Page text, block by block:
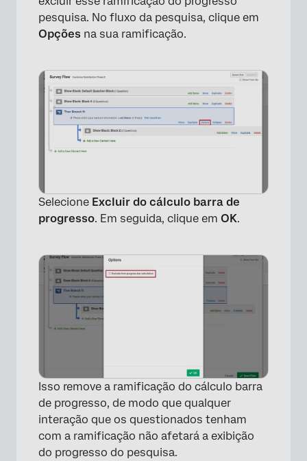
pesquisa. No fluxo da pesquisa, clique em
Opções na sua ramificação.
Selecione Excluir do cálculo barra de
progresso. Em seguida, clique em OK.
Isso remove a ramificação do cálculo barra
de progresso, de modo que qualquer
interação que os questionados tenham
com a ramificação não afetará a exibição
do progresso do pesquisa.